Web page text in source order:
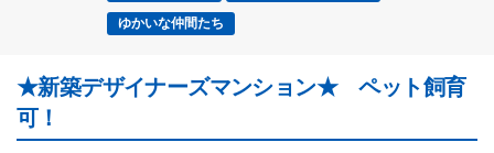
ゆかいな仲間たち
★新築デザイナーズマンション★ ペット飼育
可！